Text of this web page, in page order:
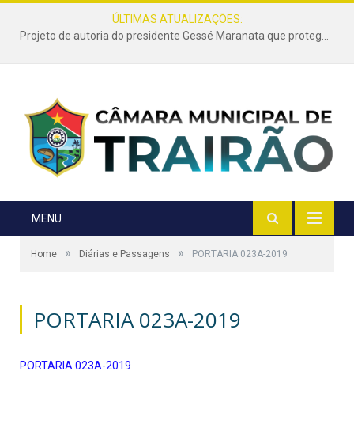
ÚLTIMAS ATUALIZAÇÕES:
Projeto de autoria do presidente Gessé Maranata que protege as estradas vicinais de Trairão é transformado em lei
MENU
Home » Diárias e Passagens » PORTARIA 023A-2019
PORTARIA 023A-2019
PORTARIA 023A-2019